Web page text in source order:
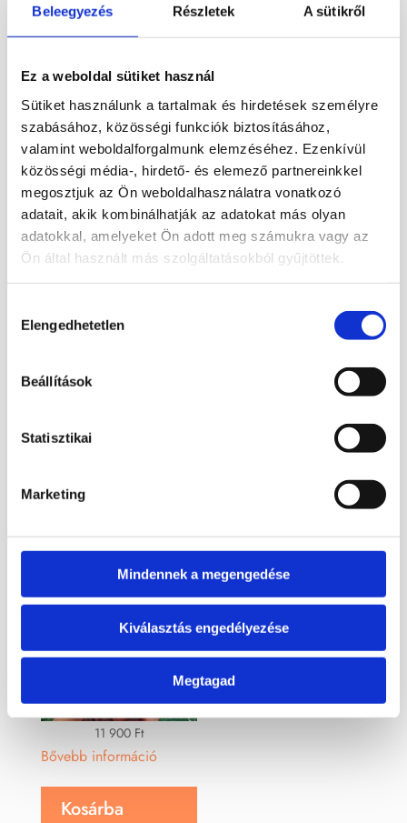
Beleegyezés Részletek A sütikről
Ez a weboldal sütiket használ
Sütiket használunk a tartalmak és hirdetések személyre
szabásához, közösségi funkciók biztosításához,
valamint weboldalforgalmunk elemzéséhez. Ezenkívül
közösségi média-, hirdető- és elemező partnereinkkel
megosztjuk az Ön weboldalhasználatra vonatkozó
adatait, akik kombinálhatják az adatokat más olyan
adatokkal, amelyeket Ön adott meg számukra vagy az
Ön által használt más szolgáltatásokból gyűjtöttek.
kiválasztása
Elengedhetetlen
Beállítások
Statisztikai
Marketing
Mindennek a megengedése
Kiválasztás engedélyezése
Megtagad
Feng shuiban nagy erőt tulajdonítanak
gyógyító hatásának. Negatív energiák
helyett bevonzza a pozitívakat logaritmikus
spiráljával.
Segít a fejlődésben, változásban,
állóképességben. Stressz, depresszió ellen
Elsősorban a harmadik szem csakrához,
Kapcsolódó termékek
11 900 Ft
Bővebb információ
Kosárba